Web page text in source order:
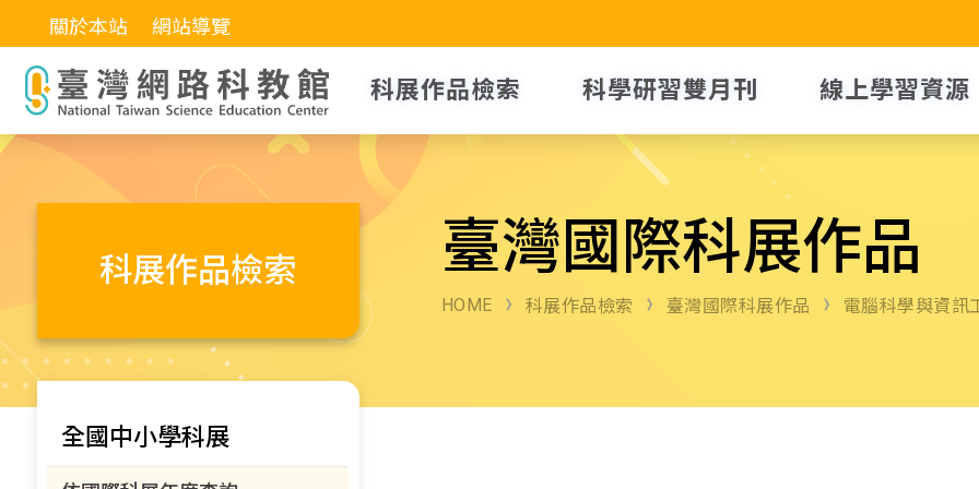
關於本站 網站導覽
科展作品檢索 科學研習雙月刊 線上學習資源
科展作品檢索 臺灣國際科展作品
HOME 科展作品檢索 臺灣國際科展作品 電腦科學與資訊
全國中小學科展